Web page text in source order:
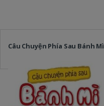
Câu Chuyện Phía Sau Bánh Mì